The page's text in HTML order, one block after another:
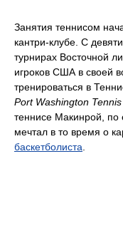
Занятия теннисом
кантри-клубе. С
турнирах Восточной
игроков США в своей
тренироваться в
Port Washington
теннисе Макинрой, по
мечтал в то время о
баскетболиста